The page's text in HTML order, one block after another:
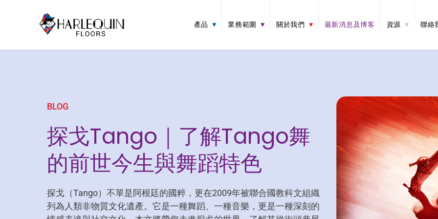
產品 業務範圍 關於我們 最新消息及博客 資源 聯絡
BLOG
探戈Tango｜了解Tango舞
的前世今生與舞蹈特色
探戈（Tango）不單是阿根廷的國粹，更在2009年被聯合國教科文組織
列為人類非物質文化遺產。它是一種舞蹈、一種音樂，更是一種深刻的